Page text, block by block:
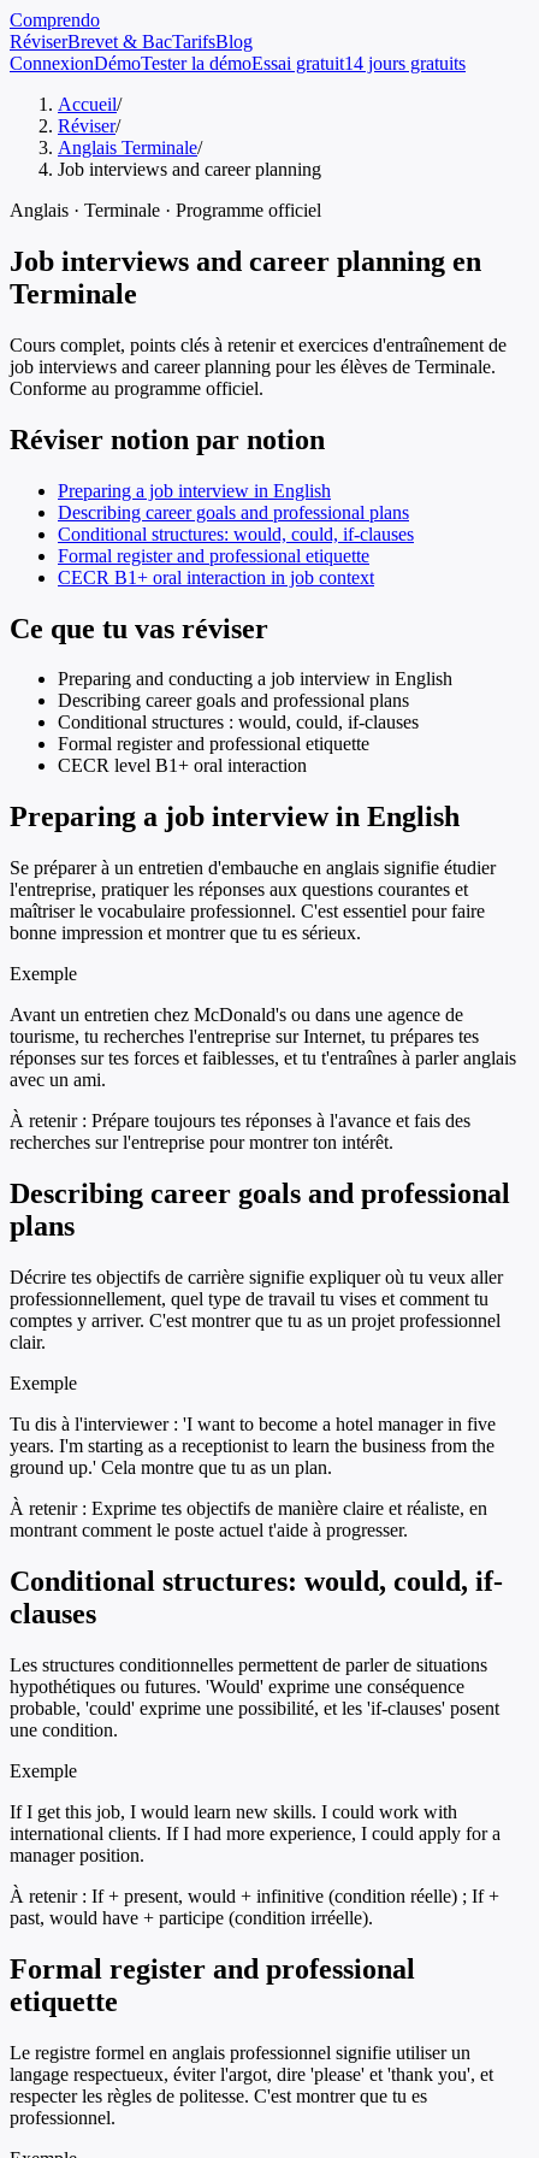
Comprendo
RéviserBrevet & BacTarifsBlog
ConnexionDémoTester la démoEssai gratuit14 jours gratuits
Accueil/
Réviser/
Anglais Terminale/
Job interviews and career planning
Anglais · Terminale · Programme officiel
Job interviews and career planning en
Terminale
Cours complet, points clés à retenir et exercices d'entraînement de
job interviews and career planning pour les élèves de Terminale.
Conforme au programme officiel.
Réviser notion par notion
Preparing a job interview in English
Describing career goals and professional plans
Conditional structures: would, could, if-clauses
Formal register and professional etiquette
CECR B1+ oral interaction in job context
Ce que tu vas réviser
Preparing and conducting a job interview in English
Describing career goals and professional plans
Conditional structures : would, could, if-clauses
Formal register and professional etiquette
CECR level B1+ oral interaction
Preparing a job interview in English
Se préparer à un entretien d'embauche en anglais signifie étudier
l'entreprise, pratiquer les réponses aux questions courantes et
maîtriser le vocabulaire professionnel. C'est essentiel pour faire
bonne impression et montrer que tu es sérieux.
Exemple
Avant un entretien chez McDonald's ou dans une agence de
tourisme, tu recherches l'entreprise sur Internet, tu prépares tes
réponses sur tes forces et faiblesses, et tu t'entraînes à parler anglais
avec un ami.
À retenir : Prépare toujours tes réponses à l'avance et fais des
recherches sur l'entreprise pour montrer ton intérêt.
Describing career goals and professional
plans
Décrire tes objectifs de carrière signifie expliquer où tu veux aller
professionnellement, quel type de travail tu vises et comment tu
comptes y arriver. C'est montrer que tu as un projet professionnel
clair.
Exemple
Tu dis à l'interviewer : 'I want to become a hotel manager in five
years. I'm starting as a receptionist to learn the business from the
ground up.' Cela montre que tu as un plan.
À retenir : Exprime tes objectifs de manière claire et réaliste, en
montrant comment le poste actuel t'aide à progresser.
Conditional structures: would, could, if-
clauses
Les structures conditionnelles permettent de parler de situations
hypothétiques ou futures. 'Would' exprime une conséquence
probable, 'could' exprime une possibilité, et les 'if-clauses' posent
une condition.
Exemple
If I get this job, I would learn new skills. I could work with
international clients. If I had more experience, I could apply for a
manager position.
À retenir : If + present, would + infinitive (condition réelle) ; If +
past, would have + participe (condition irréelle).
Formal register and professional
etiquette
Le registre formel en anglais professionnel signifie utiliser un
langage respectueux, éviter l'argot, dire 'please' et 'thank you', et
respecter les règles de politesse. C'est montrer que tu es
professionnel.